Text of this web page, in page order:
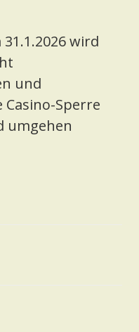
31.1.2026 wird
und
Sperre
umgehen